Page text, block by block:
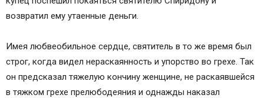
возвратил ему утаенные деньги.
Имея любвеобильное сердце, святитель в то же время был
строг, когда видел нераскаянность и упорство во грехе. Так
он предсказал тяжелую кончину женщине, не раскаявшейся
в тяжком грехе прелюбодеяния и однажды наказал